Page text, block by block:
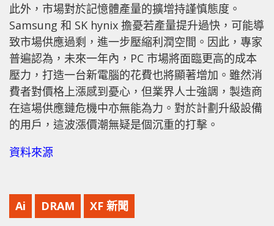
此外，市場對於記憶體產量的擴增持謹慎態度。
Samsung 和 SK hynix 擔憂若產量提升過快，可能導
致市場供應過剩，進一步壓縮利潤空間。因此，專家
普遍認為，未來一年內，PC 市場將面臨更高的成本
壓力，打造一台新電腦的花費也將顯著增加。雖然消
費者對價格上漲感到憂心，但業界人士強調，製造商
在這場供應鏈危機中亦無能為力。對於計劃升級設備
的用戶，這波漲價潮無疑是個沉重的打擊。
資料來源
Ai DRAM XF 新聞